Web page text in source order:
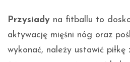
Przysiady na fitballu to
aktywację mięśni nóg oraz
wykonać, należy ustawić